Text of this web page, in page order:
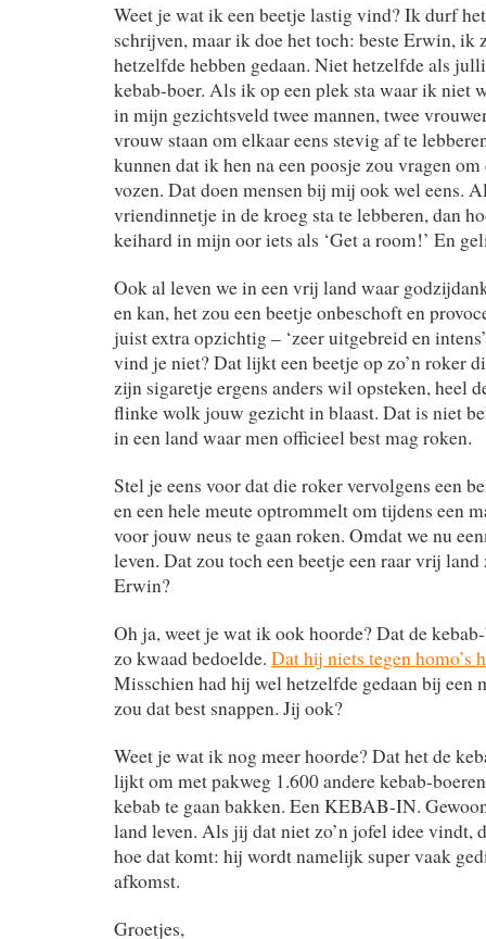
Weet je wat ik een beetje lastig vind? Ik durf
schrijven, maar ik doe het toch: beste Erwin, ik
hetzelfde hebben gedaan. Niet hetzelfde als
kebab-boer. Als ik op een plek sta waar ik niet
in mijn gezichtsveld twee mannen, twee
vrouw staan om elkaar eens stevig af te
kunnen dat ik hen na een poosje zou vragen om
vozen. Dat doen mensen bij mij ook wel eens.
vriendinnetje in de kroeg sta te lebberen, dan
keihard in mijn oor iets als ‘Get a room!’ En
Ook al leven we in een vrij land waar
en kan, het zou een beetje onbeschoft en
juist extra opzichtig – ‘zeer uitgebreid en
vind je niet? Dat lijkt een beetje op zo’n roker
zijn sigaretje ergens anders wil opsteken, heel
flinke wolk jouw gezicht in blaast. Dat is niet
in een land waar men officieel best mag roken.
Stel je eens voor dat die roker vervolgens een
en een hele meute optrommelt om tijdens een
voor jouw neus te gaan roken. Omdat we nu
leven. Dat zou toch een beetje een raar vrij
Erwin?
Oh ja, weet je wat ik ook hoorde? Dat de
zo kwaad bedoelde. Dat hij niets tegen homo’s
Misschien had hij wel hetzelfde gedaan bij een
zou dat best snappen. Jij ook?
Weet je wat ik nog meer hoorde? Dat het de
lijkt om met pakweg 1.600 andere kebab-
kebab te gaan bakken. Een KEBAB-IN.
land leven. Als jij dat niet zo’n jofel idee vindt,
hoe dat komt: hij wordt namelijk super vaak
afkomst.
Groetjes,